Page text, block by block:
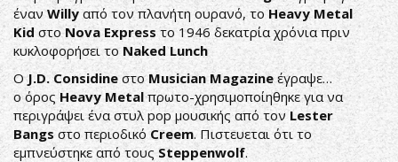
ένανWilly από τον πλανήτη ουρανό, τοHeavy Metal
Kid στοNova Express το 1946 δεκατρία χρόνια πριν
κυκλοφορήσει το Naked Lunch
ΟJ.D. Considine στοMusician Magazineέγραψε…
ο όρος Heavy Metalπρωτο-χρησιμοποίηθηκε για να
περιγράψει ένα στυλ pop μουσικής από τον Lester
Bangsστο περιοδικό Creem. Πιστευεται ότι το
εμπνεύστηκε από τους Steppenwolf.